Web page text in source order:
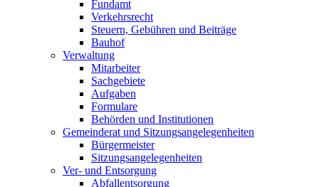
Fundamt
Verkehrsrecht
Steuern, Gebühren und Beiträge
Bauhof
Verwaltung
Mitarbeiter
Sachgebiete
Aufgaben
Formulare
Behörden und Institutionen
Gemeinderat und Sitzungsangelegenheiten
Bürgermeister
Sitzungsangelegenheiten
Ver- und Entsorgung
Abfallentsorgung